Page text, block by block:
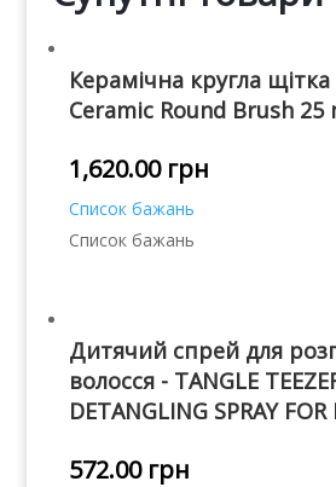
Керамічна кругла
Ceramic Round Brush 25
1,620.00 грн
Список бажань
Список бажань
Дитячий спрей для
волосся - TANGLE
DETANGLING SPRAY FOR
572.00 грн